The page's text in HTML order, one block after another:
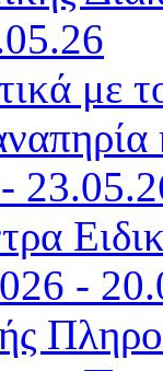
με
-